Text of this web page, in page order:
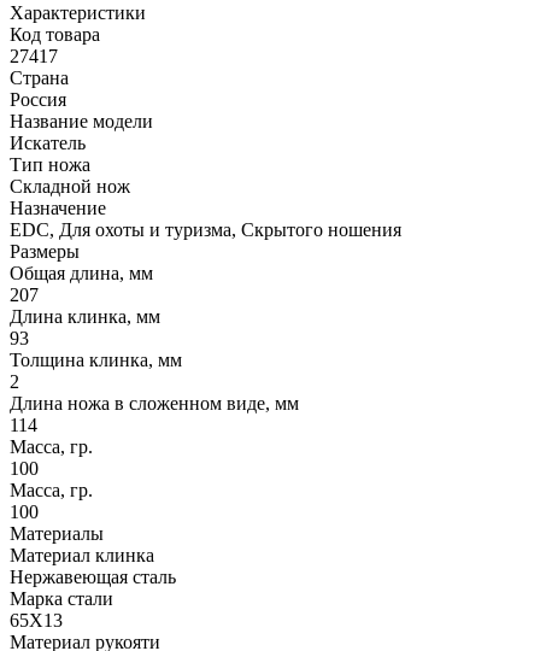
Характеристики
Код товара
27417
Страна
Россия
Название модели
Искатель
Тип ножа
Складной нож
Назначение
EDC, Для охоты и туризма, Скрытого ношения
Размеры
Общая длина, мм
207
Длина клинка, мм
93
Толщина клинка, мм
2
Длина ножа в сложенном виде, мм
114
Масса, гр.
100
Масса, гр.
100
Материалы
Материал клинка
Нержавеющая сталь
Марка стали
65Х13
Материал рукояти